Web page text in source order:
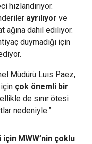
hızlandırıyor.
ayrılıyor ve
ağına dahil ediliyor.
duymadığı için
Müdürü Luis Paez,
çok önemli bir
de sınır ötesi
nedeniyle.”
MWW’nin çoklu